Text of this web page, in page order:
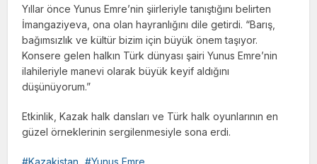
Yıllar önce Yunus Emre’nin şiirleriyle tanıştığını belirten
İmangaziyeva, ona olan hayranlığını dile getirdi. “Barış,
bağımsızlık ve kültür bizim için büyük önem taşıyor.
Konsere gelen halkın Türk dünyası şairi Yunus Emre’nin
ilahileriyle manevi olarak büyük keyif aldığını
düşünüyorum.”
Etkinlik, Kazak halk dansları ve Türk halk oyunlarının en
güzel örneklerinin sergilenmesiyle sona erdi.
Kazakistan Yunus Emre